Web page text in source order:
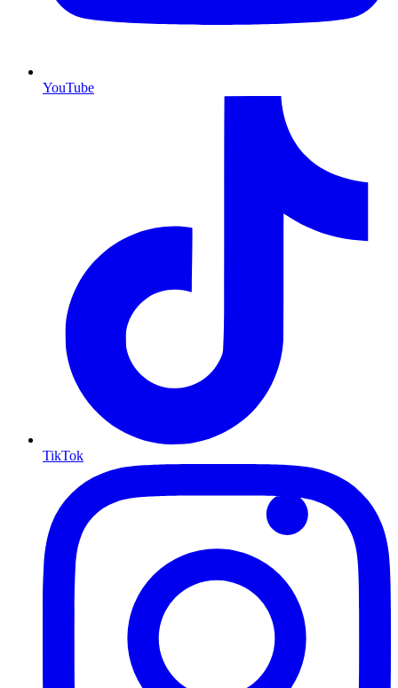
YouTube
TikTok